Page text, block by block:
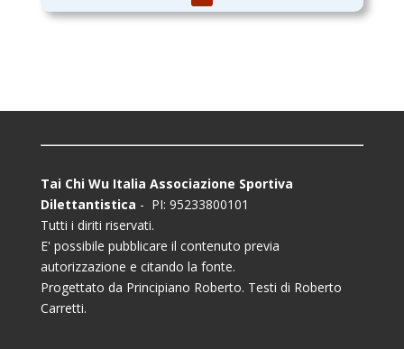
Tai Chi Wu Italia Associazione Sportiva
Dilettantistica - PI: 95233800101
Tutti i diriti riservati.
E' possibile pubblicare il contenuto previa
autorizzazione e citando la fonte.
Progettato da Principiano Roberto. Testi di Roberto
Carretti.